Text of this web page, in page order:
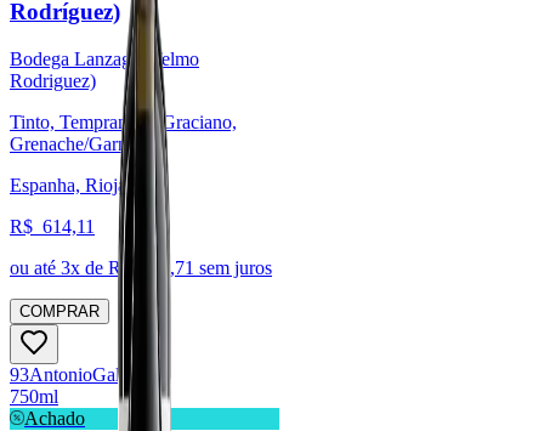
Rodríguez)
Bodega Lanzaga (Telmo
Rodriguez)
Tinto, Tempranillo, Graciano,
Grenache/Garnacha
Espanha, Rioja
R$ 614,11
ou até 3x de R$ 204,71 sem juros
COMPRAR
93AntonioGalloni
750ml
Achado